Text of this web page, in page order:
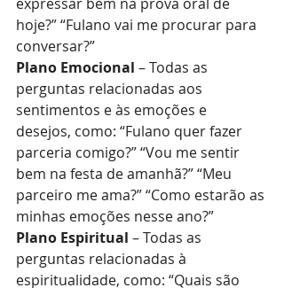
hoje?” “Fulano vai me procurar para
conversar?”
Plano Emocional – Todas as
perguntas relacionadas aos
sentimentos e às emoções e
desejos, como: “Fulano quer fazer
parceria comigo?” “Vou me sentir
bem na festa de amanhã?” “Meu
parceiro me ama?” “Como estarão as
minhas emoções nesse ano?”
Plano Espiritual – Todas as
perguntas relacionadas à
espiritualidade, como: “Quais são